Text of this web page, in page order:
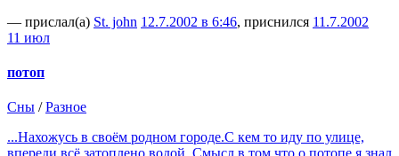
— прислал(а) St. john 12.7.2002 в 6:46, приснился 11.7.2002
11 июл
потоп
Сны /Разное
...Нахожусь в своём родном городе.С кем то иду по улице,
впереди всё затоплено водой..Смысл в том,что о потопе я знал